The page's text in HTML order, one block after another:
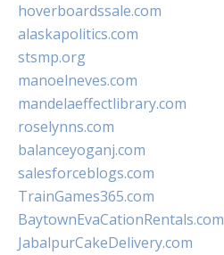
hoverboardssale.com
alaskapolitics.com
stsmp.org
manoelneves.com
mandelaeffectlibrary.com
roselynns.com
balanceyoganj.com
salesforceblogs.com
TrainGames365.com
BaytownEvaCationRentals.com
JabalpurCakeDelivery.com